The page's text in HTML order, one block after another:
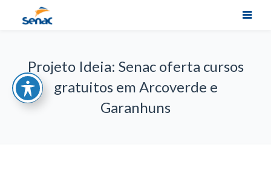
Projeto Ideia: Senac oferta cursos
gratuitos em Arcoverde e
Garanhuns